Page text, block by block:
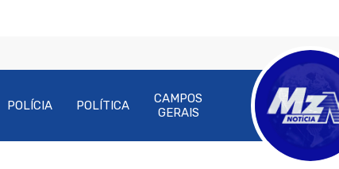
POLÍCIA POLÍTICA
CAMPOS
GERAIS